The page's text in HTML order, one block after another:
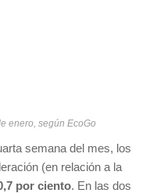
enero, según EcoGo
semana del mes, los
(en relación a la
por ciento. En las dos